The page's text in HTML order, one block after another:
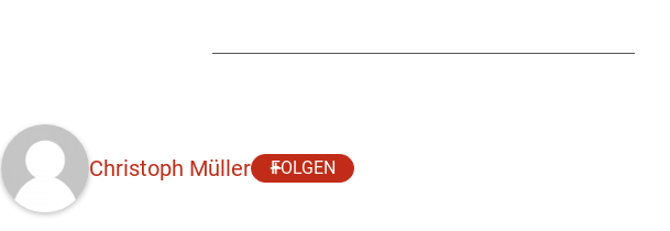
Christoph Müller FOLGEN